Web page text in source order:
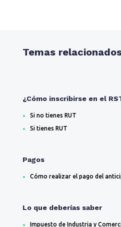
Temas
¿Cómo inscribirse en el
Si no tienes RUT
Si tienes RUT
Pagos
Cómo realizar el pago del
Lo que deberías saber
Impuesto de Industria y